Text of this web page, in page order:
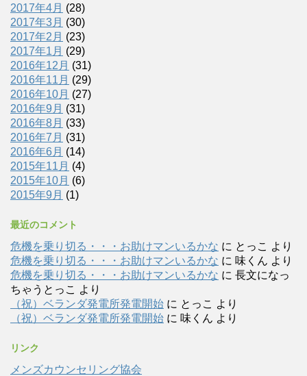
2017年4月 (28)
2017年3月 (30)
2017年2月 (23)
2017年1月 (29)
2016年12月 (31)
2016年11月 (29)
2016年10月 (27)
2016年9月 (31)
2016年8月 (33)
2016年7月 (31)
2016年6月 (14)
2015年11月 (4)
2015年10月 (6)
2015年9月 (1)
最近のコメント
危機を乗り切る・・・お助けマンいるかな に とっこ より
危機を乗り切る・・・お助けマンいるかな に 味くん より
危機を乗り切る・・・お助けマンいるかな に 長文になっ
ちゃうとっこ より
（祝）ベランダ発電所発電開始 に とっこ より
（祝）ベランダ発電所発電開始 に 味くん より
リンク
メンズカウンセリング協会